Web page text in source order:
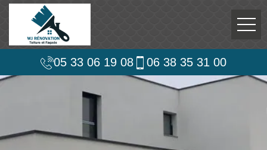
05 33 06 19 08 06 38 35 31 00